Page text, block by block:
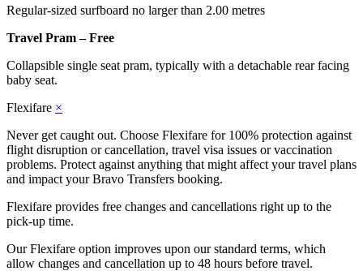
Regular-sized surfboard no larger than 2.00 metres
Travel Pram – Free
Collapsible single seat pram, typically with a detachable rear facing
baby seat.
Flexifare ×
Never get caught out. Choose Flexifare for 100% protection against
flight disruption or cancellation, travel visa issues or vaccination
problems. Protect against anything that might affect your travel plans
and impact your Bravo Transfers booking.
Flexifare provides free changes and cancellations right up to the
pick-up time.
Our Flexifare option improves upon our standard terms, which
allow changes and cancellation up to 48 hours before travel.